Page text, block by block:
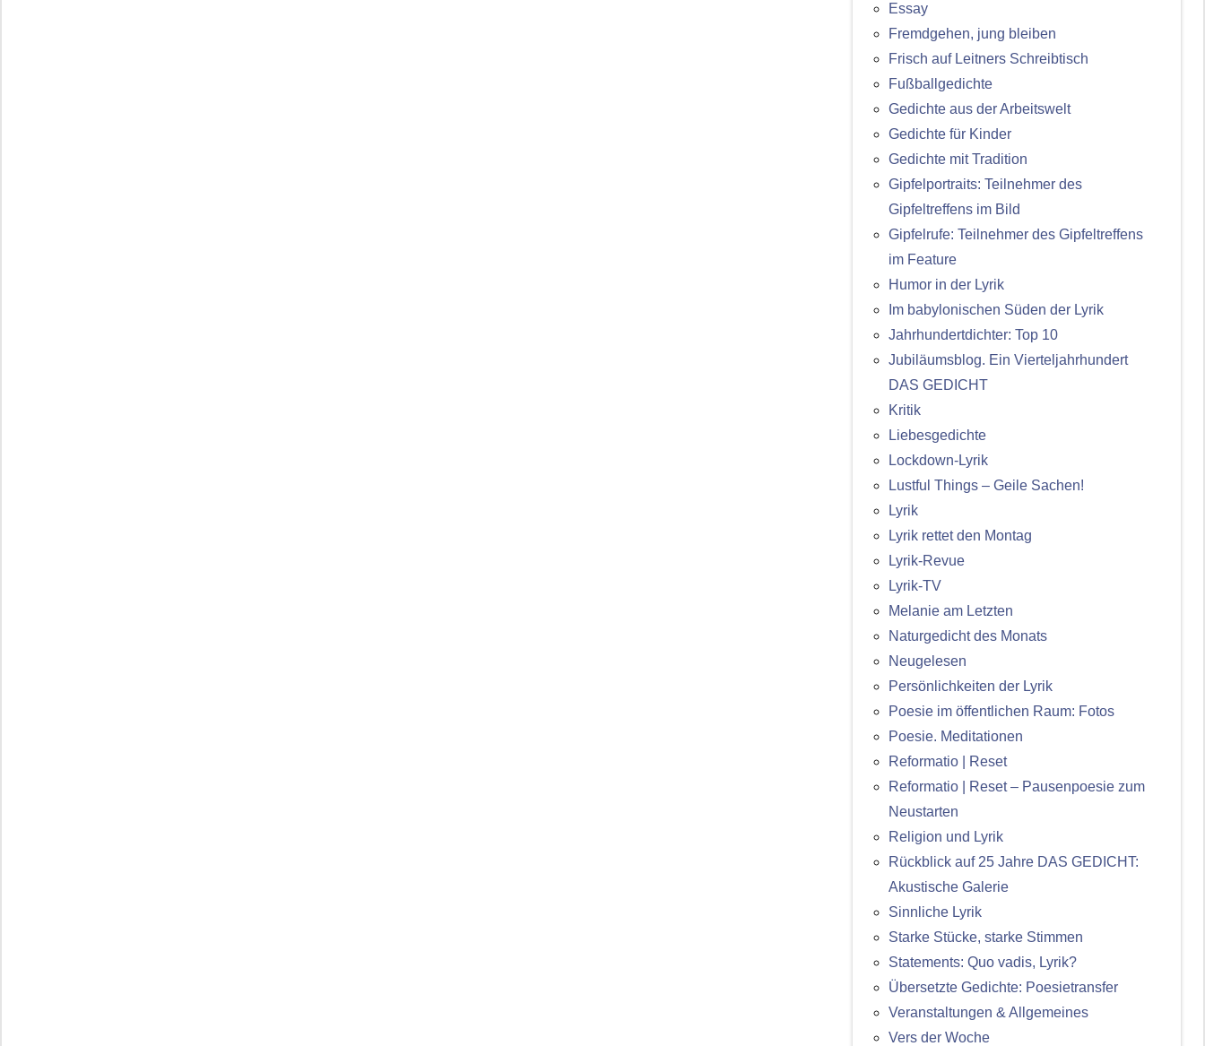
Essay
Fremdgehen, jung bleiben
Frisch auf Leitners Schreibtisch
Fußballgedichte
Gedichte aus der Arbeitswelt
Gedichte für Kinder
Gedichte mit Tradition
Gipfelportraits: Teilnehmer des
Gipfeltreffens im Bild
Gipfelrufe: Teilnehmer des Gipfeltreffens
im Feature
Humor in der Lyrik
Im babylonischen Süden der Lyrik
Jahrhundertdichter: Top 10
Jubiläumsblog. Ein Vierteljahrhundert
DAS GEDICHT
Kritik
Liebesgedichte
Lockdown-Lyrik
Lustful Things – Geile Sachen!
Lyrik
Lyrik rettet den Montag
Lyrik-Revue
Lyrik-TV
Melanie am Letzten
Naturgedicht des Monats
Neugelesen
Persönlichkeiten der Lyrik
Poesie im öffentlichen Raum: Fotos
Poesie. Meditationen
Reformatio | Reset
Reformatio | Reset – Pausenpoesie zum
Neustarten
Religion und Lyrik
Rückblick auf 25 Jahre DAS GEDICHT:
Akustische Galerie
Sinnliche Lyrik
Starke Stücke, starke Stimmen
Statements: Quo vadis, Lyrik?
Übersetzte Gedichte: Poesietransfer
Veranstaltungen & Allgemeines
Vers der Woche